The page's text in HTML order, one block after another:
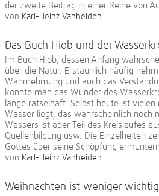
der zweite Beitrag in einer Reihe von
von Karl-Heinz Vanheiden
Das Buch Hiob und der
Im Buch Hiob, dessen Anfang
über die Natur. Erstaunlich häufig
Wahrnehmung und auch das
konnte man das Wunder des
lange rätselhaft. Selbst heute ist
Wasser liegt, das wahrscheinlich noch
Wassers ist aber Teil des Kreislaufes
Quellenbildung usw. Die Einzelheiten
Gottes über seine Schöpfung
von Karl-Heinz Vanheiden
Weihnachten ist weniger